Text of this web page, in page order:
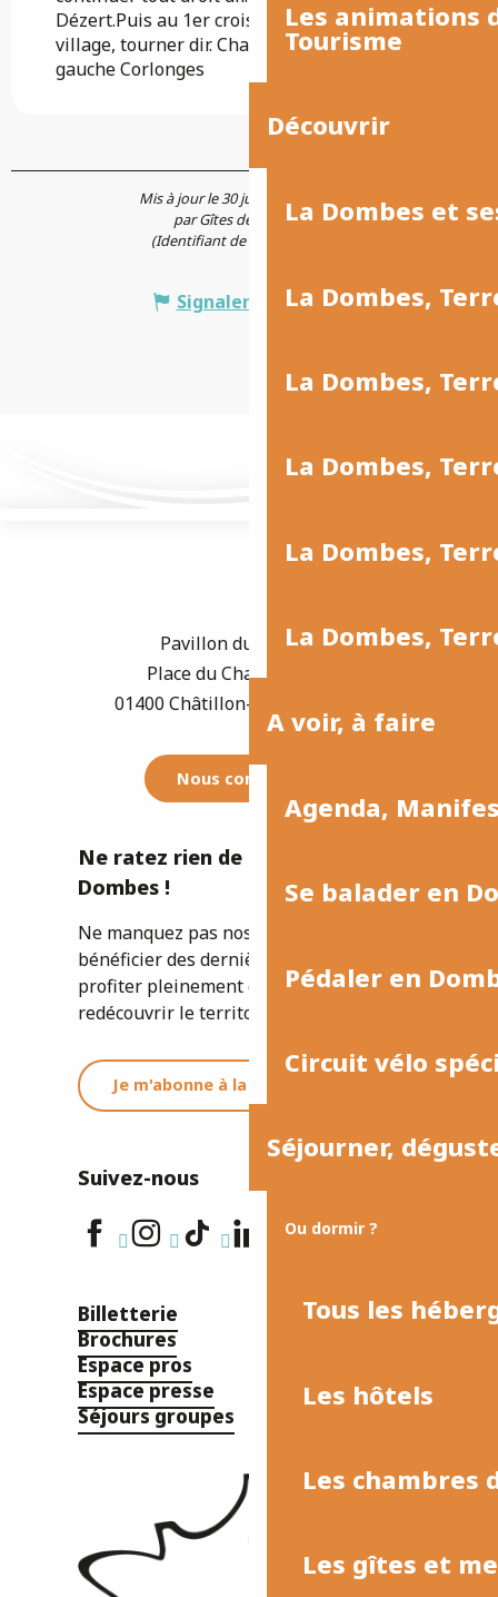
Les animations
Tourisme
Découvrir
La Dombes et
La Dombes,
La Dombes,
La Dombes,
La Dombes,
La Dombes,
A voir, à faire
Agenda,
Se balader en
Pédaler en
Circuit vélo
Séjourner,
Ou dormir ?
Tous les
Les hôtels
Les chambres
Les gîtes et
Dézert.Puis au 1er croissement en vue du
village, tourner dir. Chalamont, 300 m à
gauche Corlonges
Mis à jour le 30 juillet 2026 à 19:45
par Gîtes de France Ain
(Identifiant de l'offre :
Signaler une erreur
Pavillon du Tourisme
Place du Champ de Foire
01400 Châtillon-sur-Chalaronne
Nous contacter
Ne ratez rien de l'actualité de la
Dombes !
Ne manquez pas nos newsletters pour
bénéficier des dernières informations et
profiter pleinement de votre séjour ou
redécouvrir le territoire.
Je m'abonne à la newsletter
Suivez-nous
Billetterie
Brochures
Espace pros
Espace presse
Séjours groupes